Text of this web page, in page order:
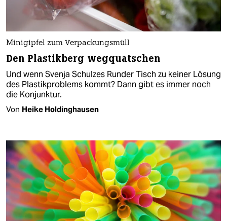
Minigipfel zum Verpackungsmüll
Den Plastikberg wegquatschen
Und wenn Svenja Schulzes Runder Tisch zu keiner Lösung
des Plastikproblems kommt? Dann gibt es immer noch
die Konjunktur.
Von Heike Holdinghausen